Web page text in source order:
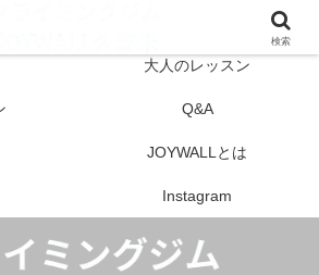
大人のレッスン
Q&A
JOYWALLとは
Instagram
検索